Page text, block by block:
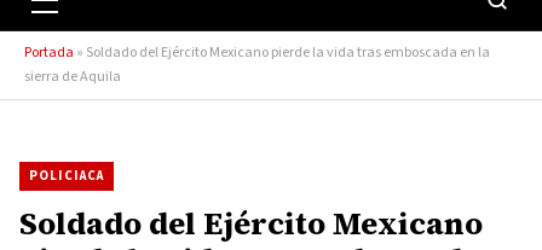
Portada » Soldado del Ejército Mexicano pierde la vida tras emboscada en la
sierra de Aquila
POLICIACA
Soldado del Ejército Mexicano